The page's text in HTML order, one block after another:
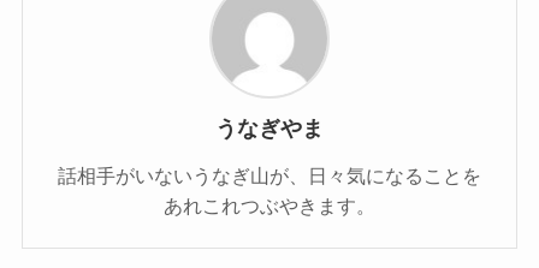
うなぎやま
話相手がいないうなぎ山が、日々気になることを
あれこれつぶやきます。